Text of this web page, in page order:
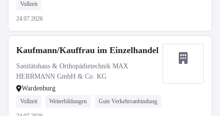
Vollzeit
24.07.2026
Kaufmann/Kauffrau im Einzelhandel
Sanitätshaus & Orthopädietechnik MAX
HERRMANN GmbH & Co. KG
Wardenburg
Vollzeit Weiterbildungen Gute Verkehrsanbindung